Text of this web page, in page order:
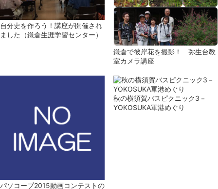
自分史を作ろう！講座が開催され
ました（鎌倉生涯学習センター）
鎌倉で彼岸花を撮影！＿弥生台教
室カメラ講座
パソコープ2015動画コンテストの
秋の横須賀バスピクニック3－
YOKOSUKA軍港めぐり